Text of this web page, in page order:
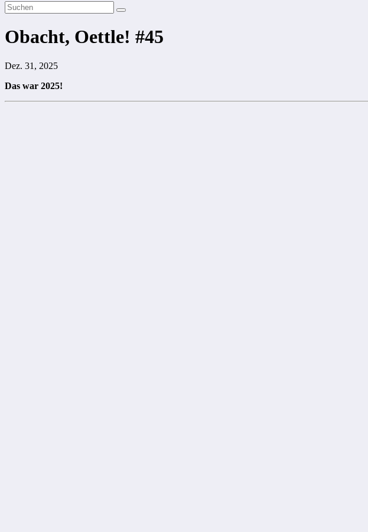
Obacht, Oettle! #45
Dez. 31, 2025
Das war 2025!